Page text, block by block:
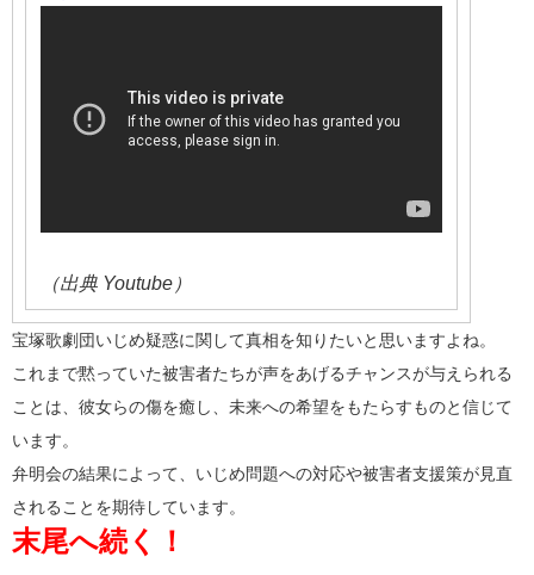
（出典 Youtube）
宝塚歌劇団いじめ疑惑に関して真相を知りたいと思いますよね。
これまで黙っていた被害者たちが声をあげるチャンスが与えられる
ことは、彼女らの傷を癒し、未来への希望をもたらすものと信じて
います。
弁明会の結果によって、いじめ問題への対応や被害者支援策が見直
されることを期待しています。
末尾へ続く！